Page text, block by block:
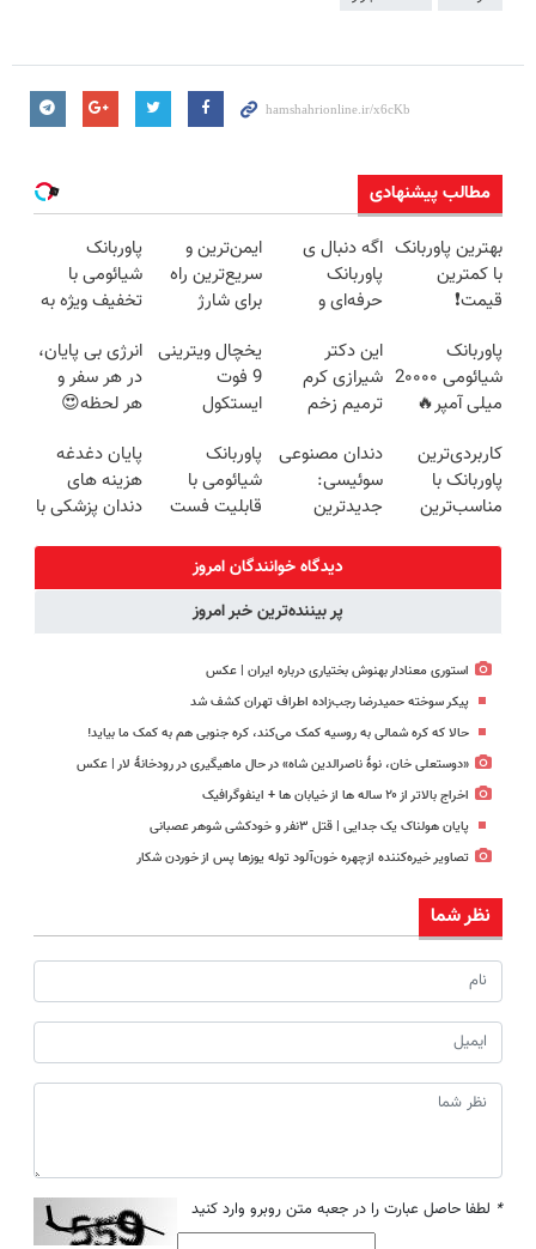
مطالب پیشنهادی
بهترین پاوربانک
با کمترین
قیمت❗
اگه دنبال ی
پاوربانک
حرفه‌ای و
تخفیف رو از
دست نده👌🏻
ایمن‌ترین و
سریع‌ترین راه
برای شارژ
پاوربانک
شیائومی با
تخفیف ویژه به
پاوربانک
شیائومی 2۰۰۰۰
میلی آمپر🔥
پرداخت درب
منزل)
این دکتر
شیرازی کرم
ترمیم زخم
ساخت!!!
یخچال ویترینی
9 فوت
ایستکول
انرژی بی پایان،
در هر سفر و
هر لحظه😍
شیائومی با
تخفیف ویژه🔥
کاربردی‌ترین
پاوربانک با
مناسب‌ترین
دندان مصنوعی
سوئیسی:
جدیدترین
سبک و مقاوم |
پرداخت قسطی
پاوربانک
شیائومی با
قابلیت فست
های بی برقی⚡
پایان دغدغه
هزینه های
دندان پزشکی با
دیدگاه خوانندگان امروز
پر بیننده‌ترین خبر امروز
استوری معنادار بهنوش بختیاری درباره ایران | عکس
پیکر سوخته حمیدرضا رجب‌زاده اطراف تهران کشف شد
حالا که کره شمالی به روسیه کمک می‌کند، کره جنوبی هم به کمک ما بیاید!
«دوستعلی خان، نوۀ ناصرالدین شاه» در حال ماهیگیری در رودخانۀ لار | عکس
اخراج بالاتر از ۲۰ ساله ها از خیابان ها + اینفوگرافیک
پایان هولناک یک جدایی | قتل ۳نفر و خودکشی شوهر عصبانی
تصاویر خیره‌کننده ازچهره خون‌آلود توله یوزها پس از خوردن شکار
نظر شما
* لطفا حاصل عبارت را در جعبه متن روبرو وارد کنید